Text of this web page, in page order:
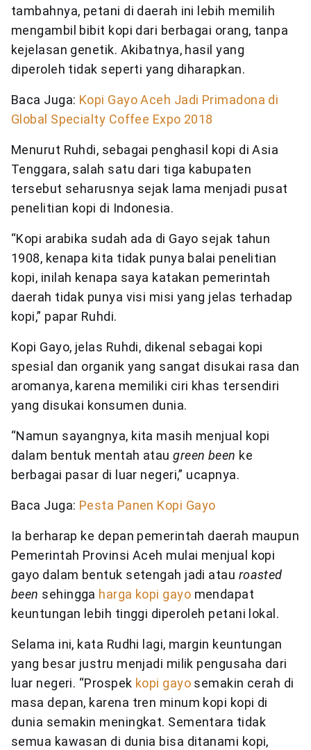
tambahnya, petani di daerah ini lebih memilih
mengambil bibit kopi dari berbagai orang, tanpa
kejelasan genetik. Akibatnya, hasil yang
diperoleh tidak seperti yang diharapkan.
Baca Juga: Kopi Gayo Aceh Jadi Primadona di
Global Specialty Coffee Expo 2018
Menurut Ruhdi, sebagai penghasil kopi di Asia
Tenggara, salah satu dari tiga kabupaten
tersebut seharusnya sejak lama menjadi pusat
penelitian kopi di Indonesia.
“Kopi arabika sudah ada di Gayo sejak tahun
1908, kenapa kita tidak punya balai penelitian
kopi, inilah kenapa saya katakan pemerintah
daerah tidak punya visi misi yang jelas terhadap
kopi,” papar Ruhdi.
Kopi Gayo, jelas Ruhdi, dikenal sebagai kopi
spesial dan organik yang sangat disukai rasa dan
aromanya, karena memiliki ciri khas tersendiri
yang disukai konsumen dunia.
“Namun sayangnya, kita masih menjual kopi
dalam bentuk mentah ataugreen been ke
berbagai pasar di luar negeri,” ucapnya.
Baca Juga: Pesta Panen Kopi Gayo
Ia berharap ke depan pemerintah daerah maupun
Pemerintah Provinsi Aceh mulai menjual kopi
gayo dalam bentuk setengah jadi atau roasted
been sehingga harga kopi gayo mendapat
keuntungan lebih tinggi diperoleh petani lokal.
Selama ini, kata Rudhi lagi, margin keuntungan
yang besar justru menjadi milik pengusaha dari
luar negeri. “Prospek kopi gayosemakin cerah di
masa depan, karena tren minum kopi kopi di
dunia semakin meningkat. Sementara tidak
semua kawasan di dunia bisa ditanami kopi,